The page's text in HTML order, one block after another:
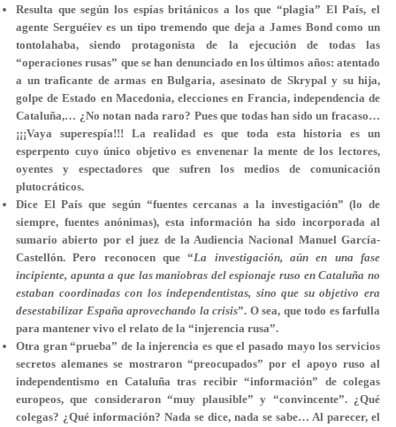
Resulta que según los espías británicos a los que “plagia” El País, el
agente Serguéiev es un tipo tremendo que deja a James Bond como un
tontolahaba, siendo protagonista de la ejecución de todas las
“operaciones rusas” que se han denunciado en los últimos años: atentado
a un traficante de armas en Bulgaria, asesinato de Skrypal y su hija,
golpe de Estado en Macedonia, elecciones en Francia, independencia de
Cataluña,… ¿No notan nada raro? Pues que todas han sido un fracaso…
¡¡¡Vaya superespía!!! La realidad es que toda esta historia es un
esperpento cuyo único objetivo es envenenar la mente de los lectores,
oyentes y espectadores que sufren los medios de comunicación
plutocráticos.
Dice El País que según “fuentes cercanas a la investigación” (lo de
siempre, fuentes anónimas), esta información ha sido incorporada al
sumario abierto por el juez de la Audiencia Nacional Manuel García-
Castellón. Pero reconocen que “La investigación, aún en una fase
incipiente, apunta a que las maniobras del espionaje ruso en Cataluña no
estaban coordinadas con los independentistas, sino que su objetivo era
desestabilizar España aprovechando la crisis”. O sea, que todo es farfulla
para mantener vivo el relato de la “injerencia rusa”.
Otra gran “prueba” de la injerencia es que el pasado mayo los servicios
secretos alemanes se mostraron “preocupados” por el apoyo ruso al
independentismo en Cataluña tras recibir “información” de colegas
europeos, que consideraron “muy plausible” y “convincente”. ¿Qué
colegas? ¿Qué información? Nada se dice, nada se sabe… Al parecer, el